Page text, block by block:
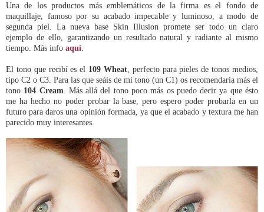
Una de los productos más emblemáticos de la firma es el fondo de
maquillaje, famoso por su acabado impecable y luminoso, a modo de
segunda piel. La nueva base Skin Illusion promete ser todo un claro
ejemplo de ello, garantizando un resultado natural y radiante al mismo
tiempo. Más info aquí
El tono que recibí es el 109 Wheat, perfecto para pieles de tonos medios,
tipo C2 o C3. Para las que seáis de mi tono (un C1) os recomendaría más el
tono 104 Cream . Más allá del tono poco más os puedo decir ya que ésto
me ha hecho no poder probar la base, pero espero poder probarla en un
futuro para daros una opinión formada, ya que el acabado y textura me han
parecido muy interesantes.